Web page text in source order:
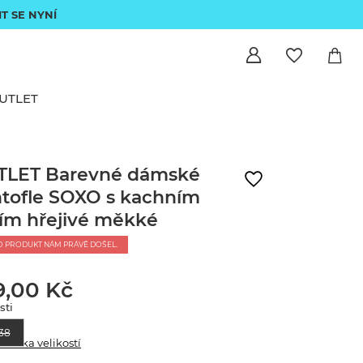
SE NYNÍ
Barevné dámské
SOXO s kachním
hřejivé měkké
PRODUKT NÁM PRÁVĚ DOŠEL.
Kč
velikostí